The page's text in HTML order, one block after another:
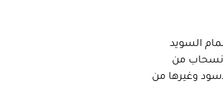
السويد
من
وغيرها من